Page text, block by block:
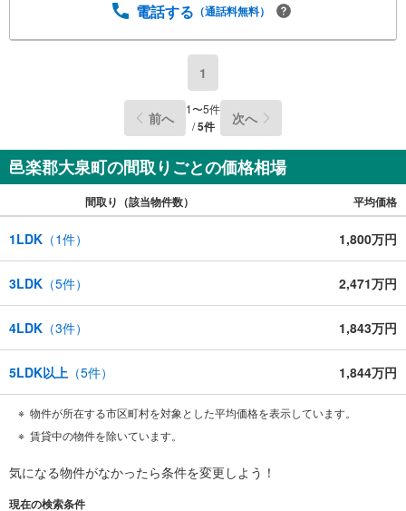
電話する （通話料無料）
1
前へ 1〜5件
/5件 次へ
邑楽郡大泉町の間取りごとの価格相場
間取り（該当物件数） 平均価格
1LDK （1件） 1,800万円
3LDK （5件） 2,471万円
4LDK （3件） 1,843万円
5LDK以上 （5件） 1,844万円
物件が所在する市区町村を対象とした平均価格を表示しています。
賃貸中の物件を除いています。
気になる物件がなかったら条件を変更しよう！
現在の検索条件